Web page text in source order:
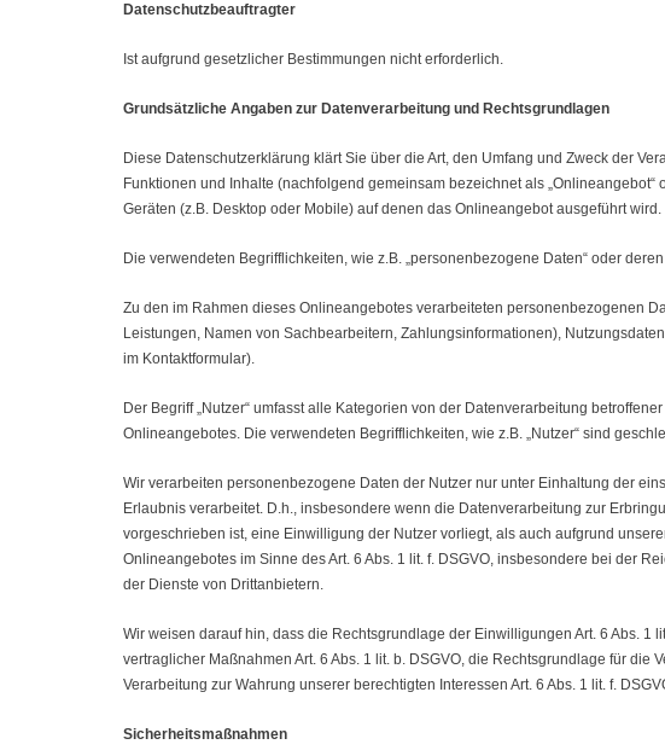
Datenschutzbeauftragter
Ist aufgrund gesetzlicher Bestimmungen nicht erforderlich.
Grundsätzliche Angaben zur Datenverarbeitung und Rechtsgrundlagen
Diese Datenschutzerklärung klärt Sie über die Art, den Umfang und Zweck der
Funktionen und Inhalte (nachfolgend gemeinsam bezeichnet als
Geräten (z.B. Desktop oder Mobile) auf denen das Onlineangebot ausgeführt wird.
Die verwendeten Begrifflichkeiten, wie z.B. „personenbezogene Daten“ oder
Zu den im Rahmen dieses Onlineangebotes verarbeiteten personenbezogenen
Leistungen, Namen von Sachbearbeitern, Zahlungsinformationen),
im Kontaktformular).
Der Begriff „Nutzer“ umfasst alle Kategorien von der Datenverarbeitung
Onlineangebotes. Die verwendeten Begrifflichkeiten, wie z.B. „Nutzer“ sind
Wir verarbeiten personenbezogene Daten der Nutzer nur unter Einhaltung der
Erlaubnis verarbeitet. D.h., insbesondere wenn die Datenverarbeitung zur
vorgeschrieben ist, eine Einwilligung der Nutzer vorliegt, als auch aufgrund
Onlineangebotes im Sinne des Art. 6 Abs. 1 lit. f. DSGVO, insbesondere bei der
der Dienste von Drittanbietern.
Wir weisen darauf hin, dass die Rechtsgrundlage der Einwilligungen Art. 6 Abs.
vertraglicher Maßnahmen Art. 6 Abs. 1 lit. b. DSGVO, die Rechtsgrundlage für
Verarbeitung zur Wahrung unserer berechtigten Interessen Art. 6 Abs. 1 lit. f.
Sicherheitsmaßnahmen